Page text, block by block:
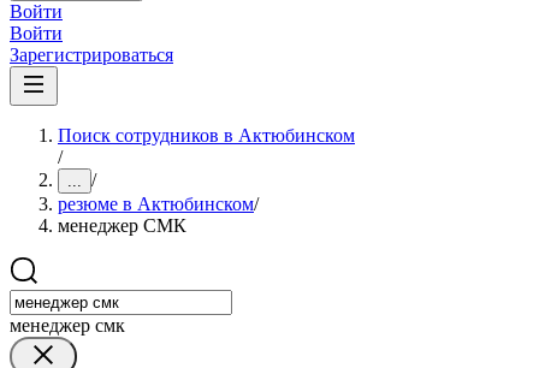
Войти
Войти
Зарегистрироваться
Поиск сотрудников в Актюбинском
/
... /
резюме в Актюбинском/
менеджер СМК
менеджер смк